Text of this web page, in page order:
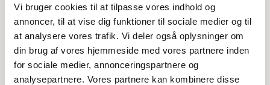
Vi bruger cookies til at tilpasse vores indhold og
annoncer, til at vise dig funktioner til sociale medier og til
at analysere vores trafik. Vi deler også oplysninger om
din brug af vores hjemmeside med vores partnere inden
for sociale medier, annonceringspartnere og
analysepartnere. Vores partnere kan kombinere disse
hjulene, som også har en låsemekanisme. Den er ideel til
forskellige opgaver og kan tilpasses med ekstra tilbehør
som værktøjspanel, skinner eller hylder, hvorpå der kan
opsættes forrådsbakker.
Fleksibel og praktisk